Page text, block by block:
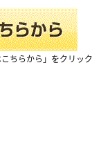
ちらから」をクリック